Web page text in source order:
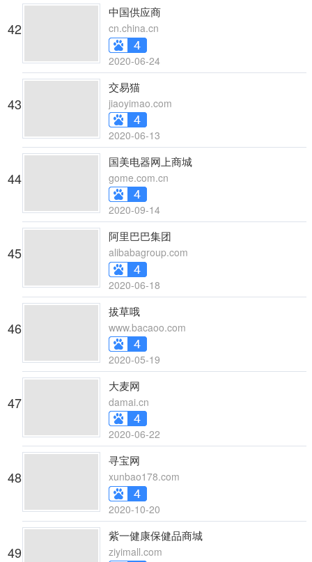
42
中国供应商
cn.china.cn
2020-06-24
43
交易猫
jiaoyimao.com
2020-06-13
44
国美电器网上商城
gome.com.cn
2020-09-14
45
阿里巴巴集团
alibabagroup.com
2020-06-18
46
拔草哦
www.bacaoo.com
2020-05-19
47
大麦网
damai.cn
2020-06-22
48
寻宝网
xunbao178.com
2020-10-20
49
紫一健康保健品商城
ziyimall.com